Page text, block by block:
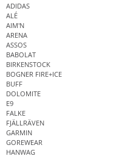
ADIDAS
ALÉ
AIM'N
ARENA
ASSOS
BABOLAT
BIRKENSTOCK
BOGNER FIRE+ICE
BUFF
DOLOMITE
E9
FALKE
FJÄLLRÄVEN
GARMIN
GOREWEAR
HANWAG